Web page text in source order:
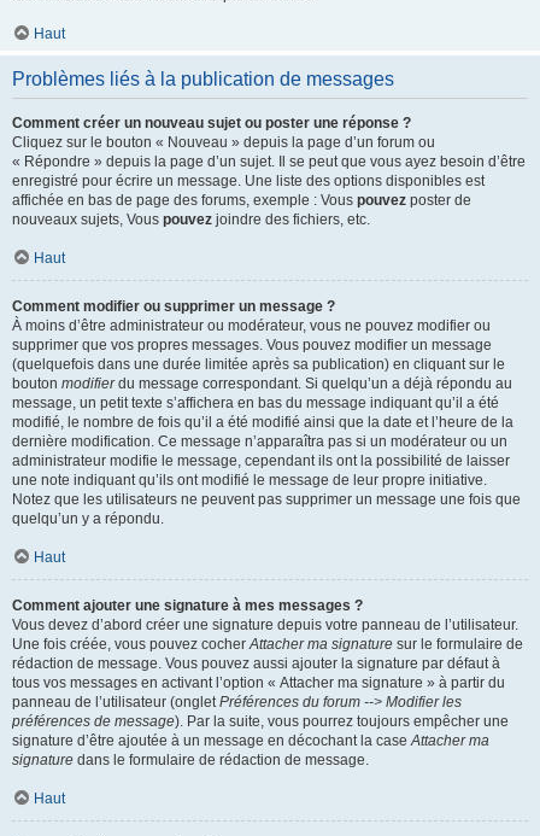
Haut
Problèmes liés à la publication de messages
Comment créer un nouveau sujet ou poster une réponse ?
Cliquez sur le bouton « Nouveau » depuis la page d’un forum ou
« Répondre » depuis la page d’un sujet. Il se peut que vous ayez besoin d’être
enregistré pour écrire un message. Une liste des options disponibles est
affichée en bas de page des forums, exemple : Vous pouvez poster de
nouveaux sujets, Vous pouvez joindre des fichiers, etc.
Haut
Comment modifier ou supprimer un message ?
À moins d’être administrateur ou modérateur, vous ne pouvez modifier ou
supprimer que vos propres messages. Vous pouvez modifier un message
(quelquefois dans une durée limitée après sa publication) en cliquant sur le
bouton modifierdu message correspondant. Si quelqu’un a déjà répondu au
message, un petit texte s’affichera en bas du message indiquant qu’il a été
modifié, le nombre de fois qu’il a été modifié ainsi que la date et l’heure de la
dernière modification. Ce message n’apparaîtra pas si un modérateur ou un
administrateur modifie le message, cependant ils ont la possibilité de laisser
une note indiquant qu’ils ont modifié le message de leur propre initiative.
Notez que les utilisateurs ne peuvent pas supprimer un message une fois que
quelqu’un y a répondu.
Haut
Comment ajouter une signature à mes messages ?
Vous devez d’abord créer une signature depuis votre panneau de l’utilisateur.
Une fois créée, vous pouvez cocherAttacher ma signature sur le formulaire de
rédaction de message. Vous pouvez aussi ajouter la signature par défaut à
tous vos messages en activant l’option « Attacher ma signature » à partir du
panneau de l’utilisateur (ongletPréférences du forum --> Modifier les
préférences de message). Par la suite, vous pourrez toujours empêcher une
signature d’être ajoutée à un message en décochant la caseAttacher ma
signature dans le formulaire de rédaction de message.
Haut